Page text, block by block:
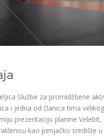
Službe za promidžbene
i jedna od članica tima
prezentaciju planine
kao penjačko središte